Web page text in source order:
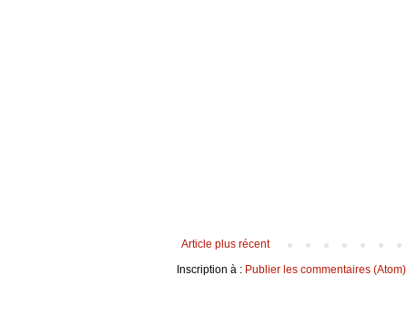
Article plus récent
Inscription à : Publier les commentaires (Atom)